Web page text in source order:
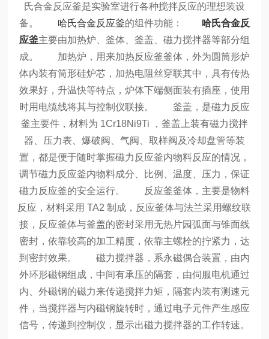
氏合金反应釜是实验室进行各种搅拌反应的理想装设
备。
哈氏合金反应釜的组件功能：
哈氏合金反
应釜主要由加热炉、釜体、釜盖、磁力搅拌器等部分组
成。
加热炉，用来加热反应釜釜体，外为圆筒形炉
体内装有筒形硅炉芯，加热电阻丝穿联其中，具有传热
效果好，升温快等特点，炉体下端侧面装有插座，使用
时用电缆线将其与控制仪联接。
釜盖，是磁力反应
釜主要件，材料为 1Cr18Ni9Ti ，釜盖上装有磁力搅拌
器、压力表、爆破阀、气阀、取样阀及冷却盘管等装
置，都是便于随时掌握磁力反应釜内物料反应的情况，
调节磁力反应釜内物料成分、比例、温度、压力，保证
磁力反应釜的安全运行。
反应釜釜体，主要是物料
反应，材料采用 TA2 制成，反应釜体与法兰采用螺纹联
接，反应釜体与釜盖的密封采用无热片园弧面与锥面线
密封，依靠较高的加工精度，依靠主螺栓的拧紧力，达
到密封效果。
磁力搅拌器，系永磁偶合装置，由内
外环形磁钢组成，中间有承压的隔套，由伺服电机通过
内、外磁钢的磁力来传递搅拌力矩，隔套内装有测速元
件，当搅拌器与内磁钢旋转时，通过电子元件产生感应
信号，传递到控制仪，显示出磁力搅拌器的工作转速。